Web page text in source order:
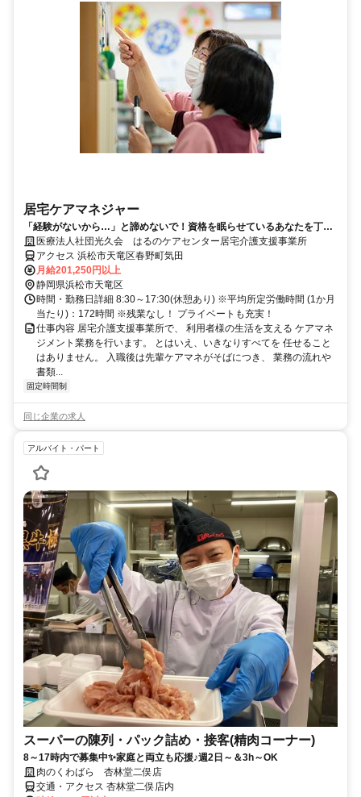
居宅ケアマネジャー
「経験がないから…」と諦めないで！資格を眠らせているあなたを丁寧
な育成体制で温かく迎えます！
医療法人社団光久会 はるのケアセンター居宅介護支援事業所
アクセス 浜松市天竜区春野町気田
月給201,250円以上
静岡県浜松市天竜区
時間・勤務日詳細 8:30～17:30(休憩あり) ※平均所定労働時間 (1か月
当たり)：172時間 ※残業なし！ プライベートも充実！
仕事内容 居宅介護支援事業所で、 利用者様の生活を支える ケアマネ
ジメント業務を行います。 とはいえ、いきなりすべてを 任せること
はありません。 入職後は先輩ケアマネがそばにつき、 業務の流れや
書類...
固定時間制
同じ企業の求人
アルバイト・パート
スーパーの陳列・パック詰め・接客(精肉コーナー)
8～17時内で募集中✨家庭と両立も応援♪週2日～＆3h～OK
肉のくわばら 杏林堂二俣店
交通・アクセス 杏林堂二俣店内